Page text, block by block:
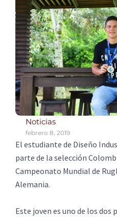
Noticias
febrero 8, 2019
El estudiante de Diseño
parte de la selección
Campeonato Mundial de
Alemania.
Este joven es uno de los